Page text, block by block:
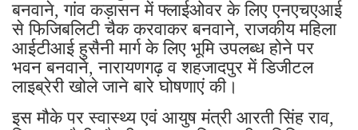
बनवाने, गांव कड़ासन में फ्लाईओवर के लिए एनएचएआई
से फिजिबलिटी चैक करवाकर बनवाने, राजकीय महिला
आईटीआई हुसैनी मार्ग के लिए भूमि उपलब्ध होने पर
भवन बनवाने, नारायणगढ़ व शहजादपुर में डिजीटल
लाइब्रेरी खोले जाने बारे घोषणाएं की।
इस मौके पर स्वास्थ्य एवं आयुष मंत्री आरती सिंह राव,